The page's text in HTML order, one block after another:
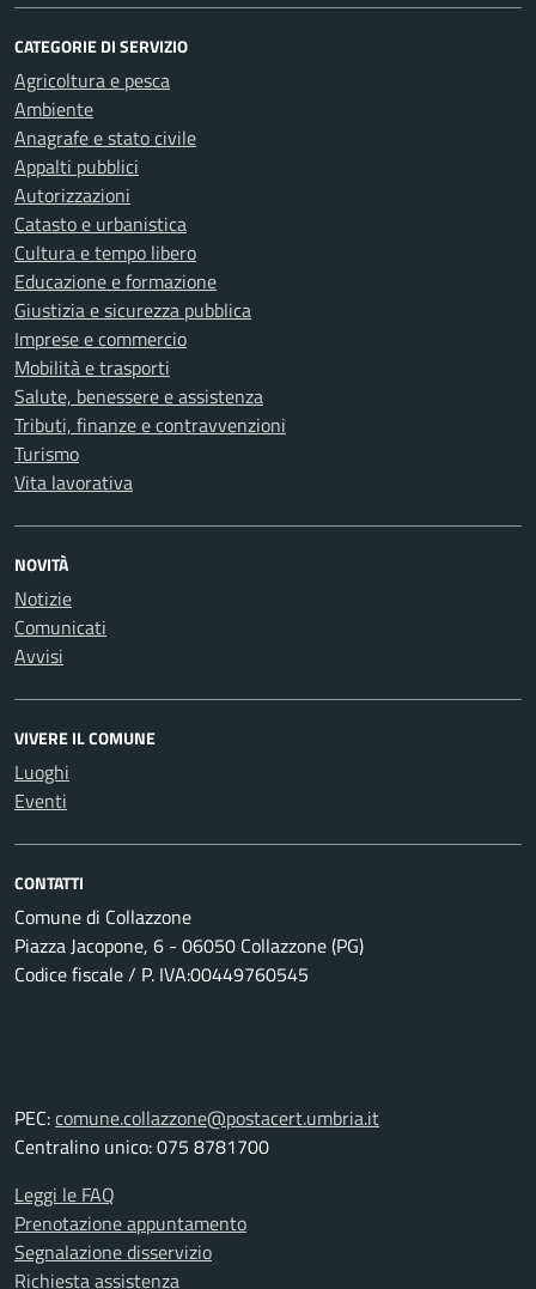
CATEGORIE DI SERVIZIO
Agricoltura e pesca
Ambiente
Anagrafe e stato civile
Appalti pubblici
Autorizzazioni
Catasto e urbanistica
Cultura e tempo libero
Educazione e formazione
Giustizia e sicurezza pubblica
Imprese e commercio
Mobilità e trasporti
Salute, benessere e assistenza
Tributi, finanze e contravvenzioni
Turismo
Vita lavorativa
NOVITÀ
Notizie
Comunicati
Avvisi
VIVERE IL COMUNE
Luoghi
Eventi
CONTATTI
Comune di Collazzone
Piazza Jacopone, 6 - 06050 Collazzone (PG)
Codice fiscale / P. IVA:00449760545
PEC:comune.collazzone@postacert.umbria.it
Centralino unico: 075 8781700
Leggi le FAQ
Prenotazione appuntamento
Segnalazione disservizio
Richiesta assistenza